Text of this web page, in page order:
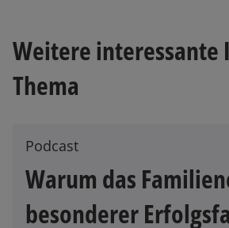
b
i
n
a
w
a
Weitere interessante
Thema
Podcast
Warum das
besonderer